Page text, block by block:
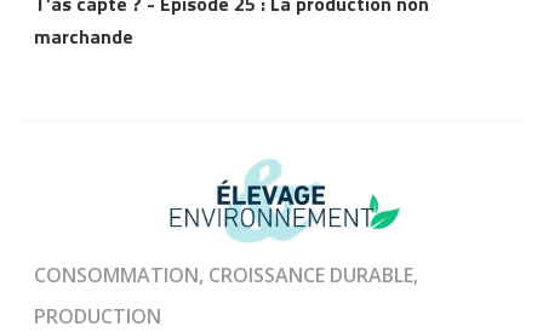
marchande
CONSOMMATION, CROISSANCE DURABLE,
PRODUCTION